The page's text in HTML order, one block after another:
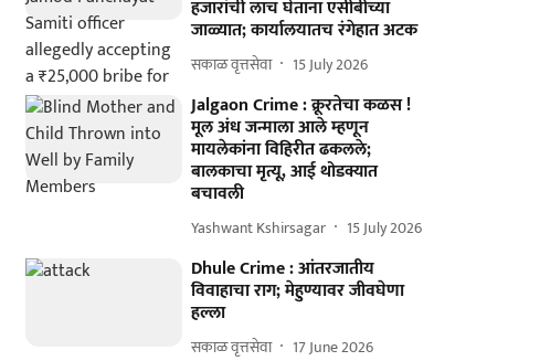
हजारांची लाच घेताना एसीबीच्या
जाळ्यात; कार्यालयातच रंगेहात अटक
सकाळ वृत्तसेवा 15 July 2026
Jalgaon Crime : क्रूरतेचा कळस !
मूल अंध जन्माला आले म्हणून
मायलेकांना विहिरीत ढकलले;
बालकाचा मृत्यू, आई थोडक्यात
बचावली
Yashwant Kshirsagar 15 July 2026
Dhule Crime : आंतरजातीय
विवाहाचा राग; मेहुण्यावर जीवघेणा
हल्ला
सकाळ वृत्तसेवा 17 June 2026